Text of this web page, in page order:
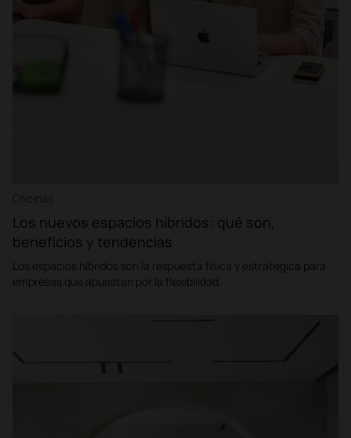
Oficinas
Los nuevos espacios híbridos: qué son,
beneficios y tendencias
Los espacios híbridos son la respuesta física y estratégica para
empresas que apuestan por la flexibilidad.